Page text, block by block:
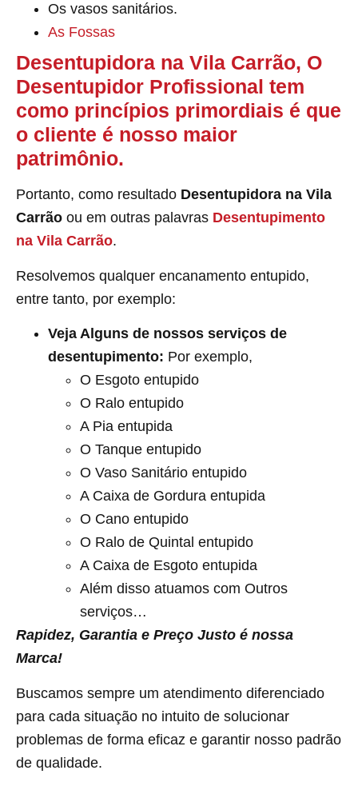
Os vasos sanitários.
As Fossas
Desentupidora na Vila Carrão, O
Desentupidor Profissional tem
como princípios primordiais é que
o cliente é nosso maior
patrimônio.
Portanto, como resultado Desentupidora na Vila
Carrão ou em outras palavras Desentupimento
na Vila Carrão.
Resolvemos qualquer encanamento entupido,
entre tanto, por exemplo:
Veja Alguns de nossos serviços de
desentupimento: Por exemplo,
O Esgoto entupido
O Ralo entupido
A Pia entupida
O Tanque entupido
O Vaso Sanitário entupido
A Caixa de Gordura entupida
O Cano entupido
O Ralo de Quintal entupido
A Caixa de Esgoto entupida
Além disso atuamos com Outros
serviços…
Rapidez, Garantia e Preço Justo é nossa
Marca!
Buscamos sempre um atendimento diferenciado
para cada situação no intuito de solucionar
problemas de forma eficaz e garantir nosso padrão
de qualidade.